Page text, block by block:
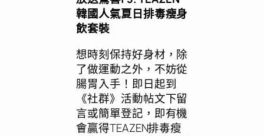
韓國人氣夏日排毒瘦身
飲套裝
想時刻保持好身材，除
了做運動之外，不妨從
腸胃入手！即日起到
《社群》活動帖文下留
言或簡單登記，即有機
會贏得TEAZEN排毒瘦